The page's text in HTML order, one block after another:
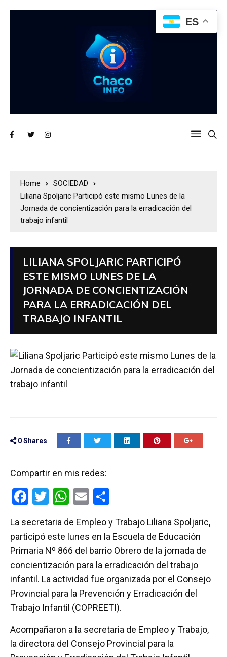
Home
SOCIEDAD
Liliana Spoljaric Participó este mismo Lunes de la
Jornada de concientización para la erradicación del
trabajo infantil
LILIANA SPOLJARIC PARTICIPÓ
ESTE MISMO LUNES DE LA
JORNADA DE CONCIENTIZACIÓN
PARA LA ERRADICACIÓN DEL
TRABAJO INFANTIL
0Shares
Compartir en mis redes:
F
ce
b
o
o
k
T
tt
er
W
at
s
A
p
p
E
ail m
p
ar
tir
La secretaria de Empleo y Trabajo Liliana Spoljaric,
participó este lunes en la Escuela de Educación
Primaria Nº 866 del barrio Obrero de la jornada de
concientización para la erradicación del trabajo
infantil. La actividad fue organizada por el Consejo
Provincial para la Prevención y Erradicación del
Trabajo Infantil (COPREETI).
Acompañaron a la secretaria de Empleo y Trabajo,
la directora del Consejo Provincial para la
ES